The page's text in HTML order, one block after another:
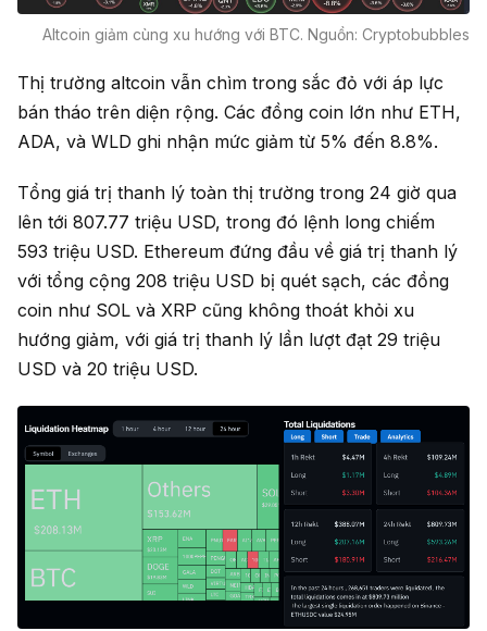
Altcoin giảm cùng xu hướng với BTC. Nguồn: Cryptobubbles
Thị trường altcoin vẫn chìm trong sắc đỏ với áp lực
bán tháo trên diện rộng. Các đồng coin lớn như ETH,
ADA, và WLD ghi nhận mức giảm từ 5% đến 8.8%.
Tổng giá trị thanh lý toàn thị trường trong 24 giờ qua
lên tới 807.77 triệu USD, trong đó lệnh long chiếm
593 triệu USD. Ethereum đứng đầu về giá trị thanh lý
với tổng cộng 208 triệu USD bị quét sạch, các đồng
coin như SOL và XRP cũng không thoát khỏi xu
hướng giảm, với giá trị thanh lý lần lượt đạt 29 triệu
USD và 20 triệu USD.